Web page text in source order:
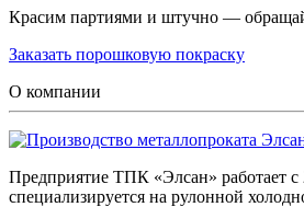
Красим партиями и штучно —
Заказать порошковую покраску
О компании
Предприятие ТПК «Элсан» работает с
специализируется на рулонной